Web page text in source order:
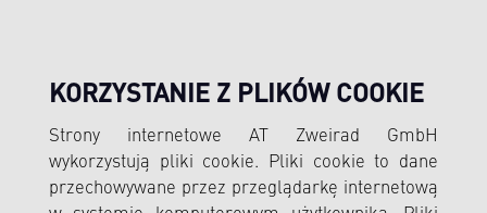
KORZYSTANIE Z PLIKÓW COOKIE
Strony internetowe AT Zweirad GmbH
wykorzystują pliki cookie. Pliki cookie to dane
przechowywane przez przeglądarkę internetową